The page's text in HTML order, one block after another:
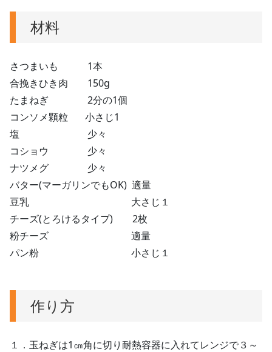
材料
さつまいも 1本
合挽きひき肉 150g
たまねぎ 2分の1個
コンソメ顆粒 小さじ1
塩 少々
コショウ 少々
ナツメグ 少々
バター(マーガリンでもOK) 適量
豆乳 大さじ１
チーズ(とろけるタイプ) 2枚
粉チーズ 適量
パン粉 小さじ１
作り方
１．玉ねぎは1㎝角に切り耐熱容器に入れてレンジで３～